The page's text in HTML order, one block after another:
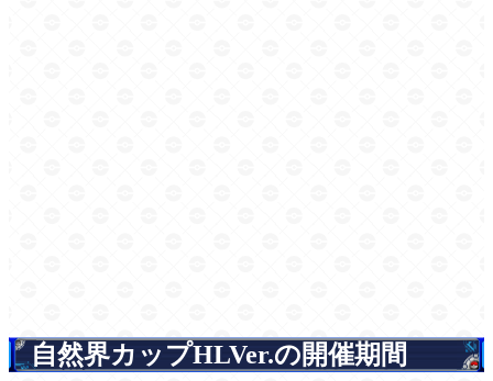
自然界カップHLVer.の開催期間